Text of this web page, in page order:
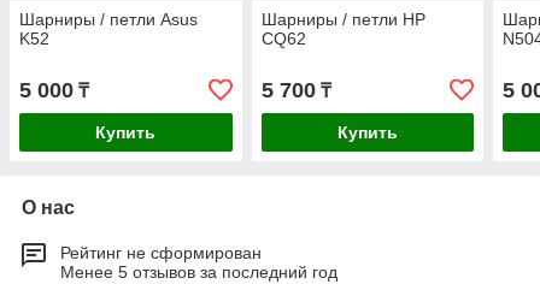
Шарниры / петли Asus
K52
5 000 ₸
Купить
Шарниры / петли HP
CQ62
5 700₸
Купить
5
О нас
Рейтинг не сформирован
Менее 5 отзывов за последний год